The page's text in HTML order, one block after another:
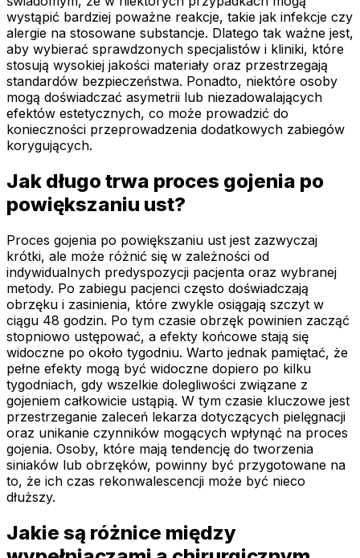
wystąpić bardziej poważne reakcje, takie jak infekcje czy
alergie na stosowane substancje. Dlatego tak ważne jest,
aby wybierać sprawdzonych specjalistów i kliniki, które
stosują wysokiej jakości materiały oraz przestrzegają
standardów bezpieczeństwa. Ponadto, niektóre osoby
mogą doświadczać asymetrii lub niezadowalających
efektów estetycznych, co może prowadzić do
konieczności przeprowadzenia dodatkowych zabiegów
korygujących.
Jak długo trwa proces gojenia po
powiększaniu ust?
Proces gojenia po powiększaniu ust jest zazwyczaj
krótki, ale może różnić się w zależności od
indywidualnych predyspozycji pacjenta oraz wybranej
metody. Po zabiegu pacjenci często doświadczają
obrzęku i zasinienia, które zwykle osiągają szczyt w
ciągu 48 godzin. Po tym czasie obrzęk powinien zacząć
stopniowo ustępować, a efekty końcowe stają się
widoczne po około tygodniu. Warto jednak pamiętać, że
pełne efekty mogą być widoczne dopiero po kilku
tygodniach, gdy wszelkie dolegliwości związane z
gojeniem całkowicie ustąpią. W tym czasie kluczowe jest
przestrzeganie zaleceń lekarza dotyczących pielęgnacji
oraz unikanie czynników mogących wpłynąć na proces
gojenia. Osoby, które mają tendencję do tworzenia
siniaków lub obrzęków, powinny być przygotowane na
to, że ich czas rekonwalescencji może być nieco
dłuższy.
Jakie są różnice między